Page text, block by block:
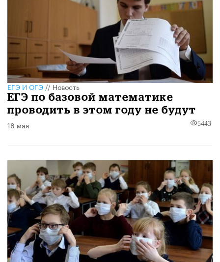
ЕГЭ И ОГЭ//Новость
ЕГЭ по базовой математике
проводить в этом году не будут
18 мая 5443